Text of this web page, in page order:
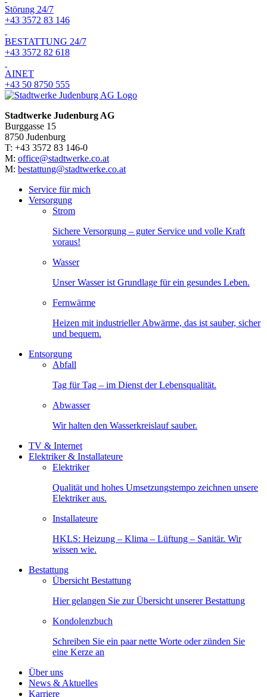
Störung 24/7
+43 3572 83 146
BESTATTUNG 24/7
+43 3572 82 618
AINET
+43 50 8750 555
Stadtwerke Judenburg AG
Burggasse 15
8750 Judenburg
T: +43 3572 83 146-0
M: office@stadtwerke.co.at
M: bestattung@stadtwerke.co.at
Service für mich
Versorgung
Strom
Sichere Versorgung – guter Service und volle Kraft
voraus!
Wasser
Unser Wasser ist Grundlage für ein gesundes Leben.
Fernwärme
Heizen mit industrieller Abwärme, das ist sauber, sicher
und bequem.
Entsorgung
Abfall
Tag für Tag – im Dienst der Lebensqualität.
Abwasser
Wir halten den Wasserkreislauf sauber.
TV & Internet
Elektriker & Installateure
Elektriker
Qualität und hohes Umsetzungstempo zeichnen unsere
Elektriker aus.
Installateure
HKLS: Heizung – Klima – Lüftung – Sanitär. Wir
wissen wie.
Bestattung
Übersicht Bestattung
Hier gelangen Sie zur Übersicht unserer Bestattung
Kondolenzbuch
Schreiben Sie ein paar nette Worte oder zünden Sie
eine Kerze an
Über uns
News & Aktuelles
Karriere